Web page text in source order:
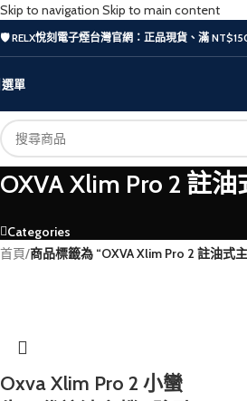
Skip to navigation Skip to main content
🛡️ RELX悅刻電子煙台灣官網：正品現貨、滿
選單
OXVA Xlim Pro 2 註
Categories
首頁/商品標籤為 “OXVA Xlim Pro 2 註油式
Oxva Xlim Pro 2 小蠻